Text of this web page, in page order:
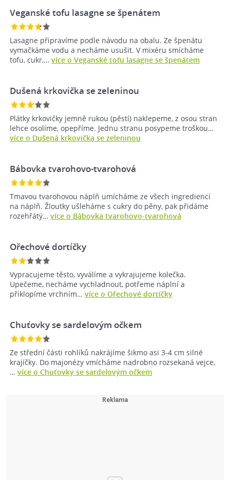
Veganské tofu lasagne se špenátem
Lasagne připravíme podle návodu na obalu. Ze špenátu
vymačkáme vodu a necháme usušit. V mixéru smícháme
tofu, cukr,… více o Veganské tofu lasagne se špenátem
Dušená krkovička se zeleninou
Plátky krkovičky jemně rukou (pěstí) naklepeme, z osou stran
lehce osolíme, opepříme. Jednu stranu posypeme troškou…
více o Dušená krkovička se zeleninou
Bábovka tvarohovo-tvarohová
Tmavou tvarohovou náplň umícháme ze všech ingrediencí
na náplň. Žloutky ušleháme s cukry do pěny, pak přidáme
rozehřátý… více o Bábovka tvarohovo-tvarohová
Ořechové dortíčky
Vypracujeme těsto, vyválíme a vykrajujeme kolečka.
Upečeme, necháme vychladnout, potřeme náplní a
přiklopíme vrchním… více o Ořechové dortíčky
Chuťovky se sardelovým očkem
Ze střední části rohlíků nakrájíme šikmo asi 3-4 cm silné
krajíčky. Do majonézy vmícháme nadrobno rozsekaná vejce,
… více o Chuťovky se sardelovým očkem